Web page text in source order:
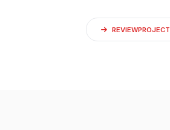
REVIEWPROJECT